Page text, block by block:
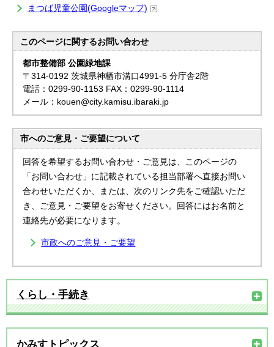
まつば児童公園(Googleマップ)
このページに関するお問い合わせ
都市整備部 公園緑地課
〒314-0192 茨城県神栖市溝口4991-5 分庁舎2階
電話：0299-90-1153 FAX：0299-90-1114
メール：kouen@city.kamisu.ibaraki.jp
市へのご意見・ご要望について
回答を希望するお問い合わせ・ご意見は、このページの
「お問い合わせ」に記載されている担当部署へ直接お問い
合わせいただくか、または、次のリンク先をご確認いただ
き、ご意見・ご要望をお寄せください。回答にはお名前と
連絡先が必要になります。
市政へのご意見・ご要望
くらし・手続き
かみすトピックス